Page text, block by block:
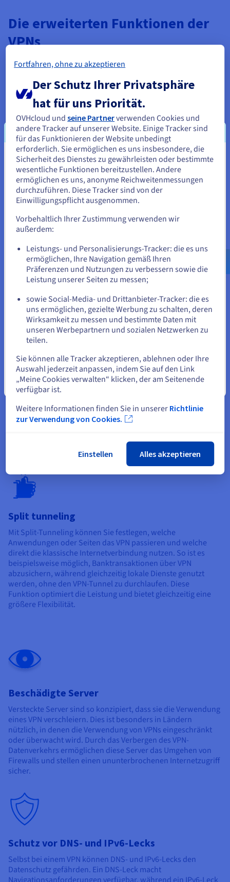
Die erweiterten Funktionen der
VPNs
Moderne VPNs beschränken sich nicht nur auf die
Verschlüsselung einer Verbindung. Sie bieten erweiterte
Funktionen, die die Benutzerfreundlichkeit erheblich
verbessern und die Online-Sicherheit erhöhen können. Hier
sind einige der interessantesten Optionen, die Sie in Betracht
ziehen sollten.
Kill-Switch
Der Kill Switch ist eine wichtige Funktion, die die
unerwartet offline geht. Ohne diesen Schutz können Daten
auch in öffentlichen Netzwerken verfügbar gemacht werden.
sichergestellt, dass IP-Adresse und Traffic auch bei einer
Abmeldung unter allen Umständen geschützt bleiben.
Diese Funktion, die auch als „Double VPN“ oder „Multi-Hop“
bezeichnet wird, erlaubt die Verschlüsselung der Daten über
zwei verschiedene VPN-Server und erschwert so das
Abfangen der Daten. Obwohl dies zu einem leichten Rückgang
der Verbindungsgeschwindigkeit führen kann, bietet die
doppelte VPN-Verbindung eine zusätzliche Sicherheitsebene,
die in Umgebungen mit hohem Risiko nützlich ist.
Split tunneling
Mit Split-Tunneling können Sie festlegen, welche
Anwendungen oder Seiten das VPN passieren und welche
direkt die klassische Internetverbindung nutzen. So ist es
beispielsweise möglich, Banktransaktionen über VPN
abzusichern, während gleichzeitig lokale Dienste genutzt
werden, ohne den VPN-Tunnel zu durchlaufen. Diese
Funktion optimiert die Leistung und bietet gleichzeitig eine
größere Flexibilität.
Beschädigte Server
Versteckte Server sind so konzipiert, dass sie die Verwendung
eines VPN verschleiern. Dies ist besonders in Ländern
nützlich, in denen die Verwendung von VPNs eingeschränkt
oder überwacht wird. Durch das Verbergen des VPN-
Datenverkehrs ermöglichen diese Server das Umgehen von
Firewalls und stellen einen ununterbrochenen Internetzugriff
sicher.
Schutz vor DNS- und IPv6-Lecks
Selbst bei einem VPN können DNS- und IPv6-Lecks den
Datenschutz gefährden. Ein DNS-Leck macht
Navigationsanforderungen verfügbar, während ein IPv6-Leck
Sie scheinen sich in Vereinigte
Staaten zu befinden.
Wenn Sie aus Vereinigte Staaten bestellen möchten, müssen Sie
sich auf der entsprechenden Website umsehen und dort einen
Account erstellen.
us.ovhcloud.com/learn Englisch USD - $
oder
Auf der aktuellen Website bleiben
Eine andere Website wählen
Schließen
Fortfahren, ohne zu akzeptieren
Der Schutz Ihrer Privatsphäre
hat für uns Priorität.
OVHcloud undseine Partnerverwenden Cookies und
andere Tracker auf unserer Website. Einige Tracker sind
für das Funktionieren der Website unbedingt
erforderlich. Sie ermöglichen es uns insbesondere, die
Sicherheit des Dienstes zu gewährleisten oder bestimmte
wesentliche Funktionen bereitzustellen. Andere
ermöglichen es uns, anonyme Reichweitenmessungen
durchzuführen. Diese Tracker sind von der
Einwilligungspflicht ausgenommen.
Vorbehaltlich Ihrer Zustimmung verwenden wir
außerdem:
Leistungs- und Personalisierungs-Tracker: die es uns
ermöglichen, Ihre Navigation gemäß Ihren
Präferenzen und Nutzungen zu verbessern sowie die
Leistung unserer Seiten zu messen;
sowie Social-Media- und Drittanbieter-Tracker: die es
uns ermöglichen, gezielte Werbung zu schalten, deren
Wirksamkeit zu messen und bestimmte Daten mit
unseren Werbepartnern und sozialen Netzwerken zu
teilen.
Sie können alle Tracker akzeptieren, ablehnen oder Ihre
Auswahl jederzeit anpassen, indem Sie auf den Link
„Meine Cookies verwalten“ klicken, der am Seitenende
verfügbar ist.
Weitere Informationen finden Sie in unserer Richtlinie
zur Verwendung von Cookies.
Einstellen Alles akzeptieren